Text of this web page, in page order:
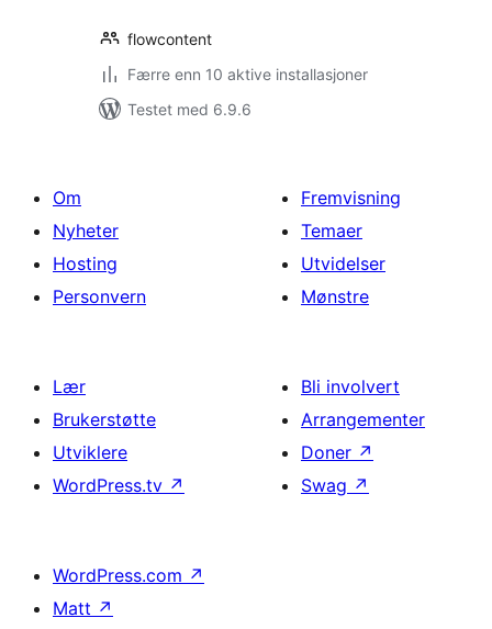
flowcontent
Færre enn 10 aktive installasjoner
Testet med 6.9.6
Om
Nyheter
Hosting
Personvern
Fremvisning
Temaer
Utvidelser
Mønstre
Lær
Brukerstøtte
Utviklere
WordPress.tv ↗
Bli involvert
Arrangementer
Doner ↗
Swag ↗
WordPress.com ↗
Matt ↗